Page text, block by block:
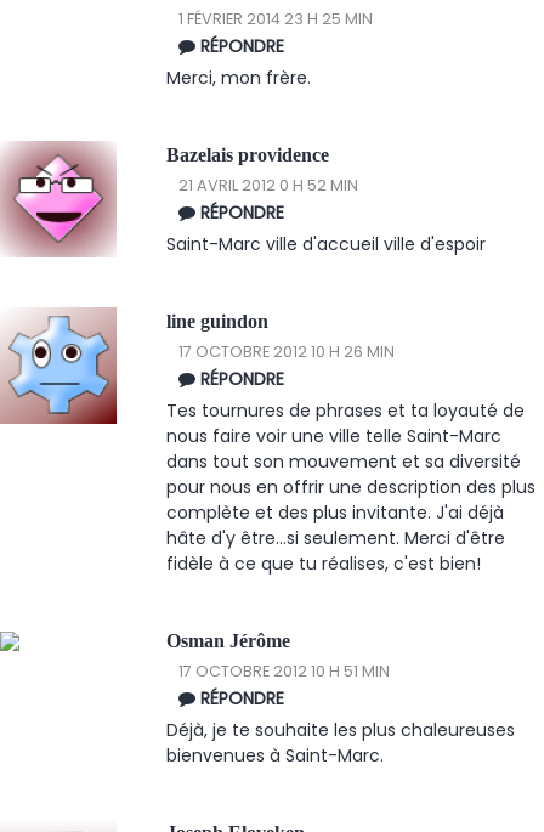
1 FÉVRIER 2014 23 H 25 MIN
RÉPONDRE
Merci, mon frère.
Bazelais providence
21 AVRIL 2012 0 H 52 MIN
RÉPONDRE
Saint-Marc ville d'accueil ville d'espoir
line guindon
17 OCTOBRE 2012 10 H 26 MIN
RÉPONDRE
Tes tournures de phrases et ta loyauté de
nous faire voir une ville telle Saint-Marc
dans tout son mouvement et sa diversité
pour nous en offrir une description des plus
complète et des plus invitante. J'ai déjà
hâte d'y être...si seulement. Merci d'être
fidèle à ce que tu réalises, c'est bien!
Osman Jérôme
17 OCTOBRE 2012 10 H 51 MIN
RÉPONDRE
Déjà, je te souhaite les plus chaleureuses
bienvenues à Saint-Marc.